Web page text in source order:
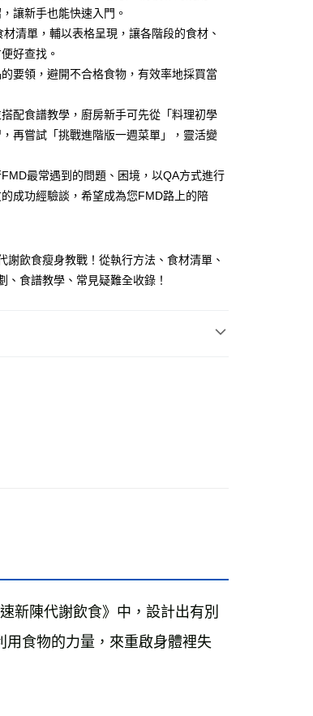
含以上)免運費
含以上)免運費
讓新手也能快速入門。
清單，輔以表格呈現，讓各階段的食材、
好查找。
要領，避開不合格食物，有效率地採買當
配食譜教學，廚房新手可先從「料理初學
再嘗試「挑戰進階版一週菜單」，靈活變
最常遇到的問題、困境，以QA方式進行
成功經驗談，希望成為您FMD路上的陪
謝飲食瘦身教戰！從執行方法、食材清單、
、食譜教學、常見疑難全收錄！
新陳代謝飲食》中，設計出有別
食物的力量，來重啟身體裡失